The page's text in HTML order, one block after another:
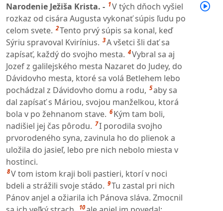
Narodenie Ježiša Krista. - 1V tých dňoch vyšiel
rozkaz od cisára Augusta vykonať súpis ľudu po
celom svete. 2Tento prvý súpis sa konal, keď
Sýriu spravoval Kvirínius. 3A všetci šli dať sa
zapísať, každý do svojho mesta. 4Vybral sa aj
Jozef z galilejského mesta Nazaret do Judey, do
Dávidovho mesta, ktoré sa volá Betlehem lebo
pochádzal z Dávidovho domu a rodu, 5aby sa
dal zapísať s Máriou, svojou manželkou, ktorá
bola v po žehnanom stave. 6 Kým tam boli,
nadišiel jej čas pôrodu. 7I porodila svojho
prvorodeného syna, zavinula ho do plienok a
uložila do jasieľ, lebo pre nich nebolo miesta v
hostinci.
8V tom istom kraji boli pastieri, ktorí v noci
bdeli a strážili svoje stádo. 9Tu zastal pri nich
Pánov anjel a ožiarila ich Pánova sláva. Zmocnil
10